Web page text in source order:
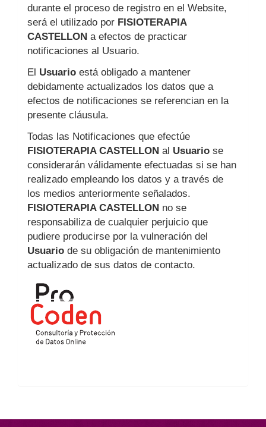
durante el proceso de registro en el Website,
será el utilizado por FISIOTERAPIA
CASTELLON a efectos de practicar
notificaciones al Usuario.
El Usuario está obligado a mantener
debidamente actualizados los datos que a
efectos de notificaciones se referencian en la
presente cláusula.
Todas las Notificaciones que efectúe
FISIOTERAPIA CASTELLON al Usuario se
considerarán válidamente efectuadas si se han
realizado empleando los datos y a través de
los medios anteriormente señalados.
FISIOTERAPIA CASTELLON no se
responsabiliza de cualquier perjuicio que
pudiere producirse por la vulneración del
Usuario de su obligación de mantenimiento
actualizado de sus datos de contacto.